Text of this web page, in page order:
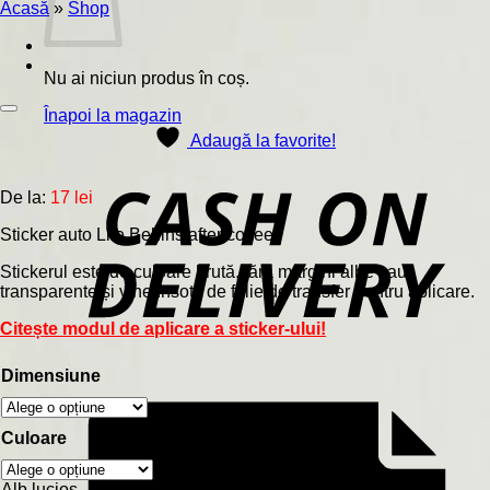
Nu ai niciun produs în coș.
Înapoi la magazin
Acasă » Shop
Adaugă la favorite!
De la: 17 lei
Sticker auto Life Behins after coffee
Stickerul este de culoare brută, fără margini albe sau
transparente și vine însoțit de folie de transfer pentru aplicare.
Citește modul de aplicare a sticker-ului!
Dimensiune
Culoare